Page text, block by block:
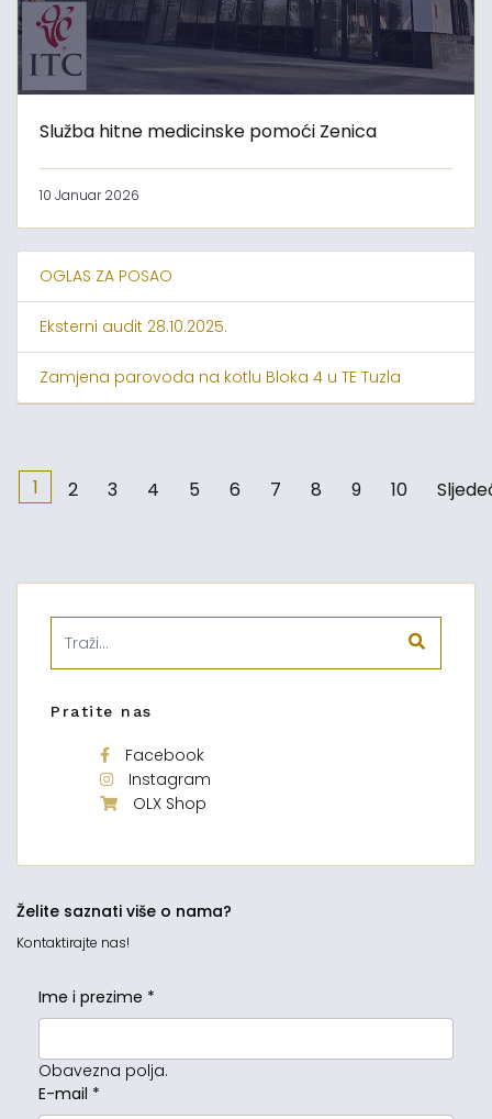
Služba hitne medicinske pomoći Zenica
10 Januar 2026
OGLAS ZA POSAO
Eksterni audit 28.10.2025.
Zamjena parovoda na kotlu Bloka 4 u TE Tuzla
1 2 3 4 5 6 7 8 9 10
Pratite nas
Facebook
Instagram
OLX Shop
Želite saznati više o nama?
Kontaktirajte nas!
Ime i prezime *
Obavezna polja.
E-mail *